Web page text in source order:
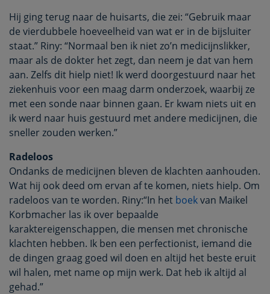
Hij ging terug naar de huisarts, die zei: “Gebruik maar
de vierdubbele hoeveelheid van wat er in de bijsluiter
staat.” Riny: “Normaal ben ik niet zo’n medicijnslikker,
maar als de dokter het zegt, dan neem je dat van hem
aan. Zelfs dit hielp niet! Ik werd doorgestuurd naar het
ziekenhuis voor een maag darm onderzoek, waarbij ze
met een sonde naar binnen gaan. Er kwam niets uit en
ik werd naar huis gestuurd met andere medicijnen, die
sneller zouden werken.”
Radeloos
Ondanks de medicijnen bleven de klachten aanhouden.
Wat hij ook deed om ervan af te komen, niets hielp. Om
radeloos van te worden. Riny:“In het boekvan Maikel
Korbmacher las ik over bepaalde
karaktereigenschappen, die mensen met chronische
klachten hebben. Ik ben een perfectionist, iemand die
de dingen graag goed wil doen en altijd het beste eruit
wil halen, met name op mijn werk. Dat heb ik altijd al
gehad.”